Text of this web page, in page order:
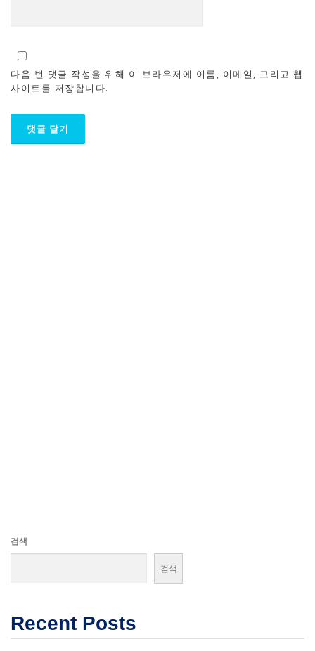
다음 번 댓글 작성을 위해 이 브라우저에 이름, 이메일, 그리고 웹
사이트를 저장합니다.
검색
검색
Recent Posts